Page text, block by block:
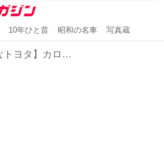
10年ひと昔 昭和の名車 写真蔵
【やんちゃなトヨタ】カローラ ツーリングワゴンはまさに羊の皮を被った狼だった（その7）